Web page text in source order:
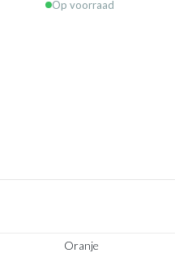
Op voorraad
Oranje